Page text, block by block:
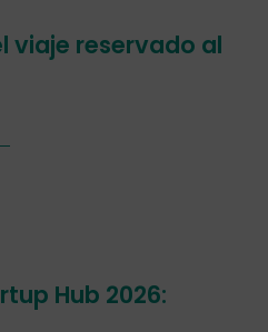
viaje reservado al
Hub 2026: